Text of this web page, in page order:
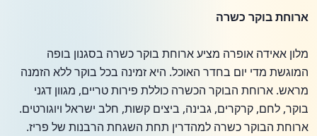
ארוחת בוקר כשרה
מלון אאידה אופרה מציע ארוחת בוקר כשרה בסגנון בופה
המוגשת מדי יום בחדר האוכל. היא זמינה בכל בוקר ללא הזמנה
מראש. ארוחת הבוקר הכשרה כוללת פירות טריים, מגוון דגני
בוקר, לחם, קרקרים, גבינה, ביצים קשות, חלב ישראל ויוגורטים.
ארוחת הבוקר כשרה למהדרין תחת השגחת הרבנות של פריז.